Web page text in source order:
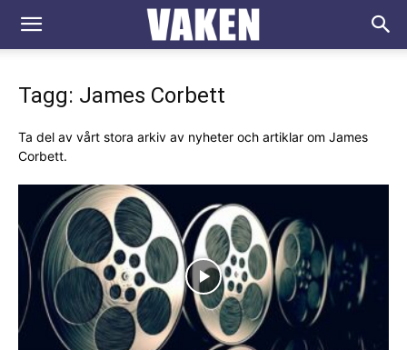
VAKEN.se
Tagg: James Corbett
Ta del av vårt stora arkiv av nyheter och artiklar om James
Corbett.